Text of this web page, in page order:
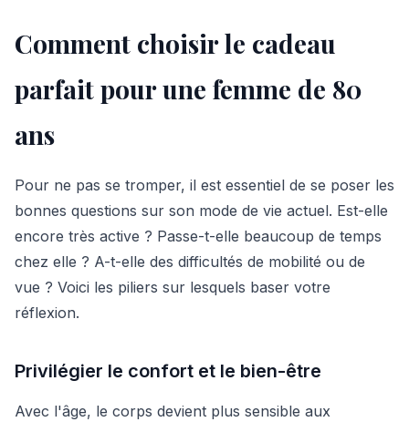
Comment choisir le cadeau
parfait pour une femme de 80
ans
Pour ne pas se tromper, il est essentiel de se poser les
bonnes questions sur son mode de vie actuel. Est-elle
encore très active ? Passe-t-elle beaucoup de temps
chez elle ? A-t-elle des difficultés de mobilité ou de
vue ? Voici les piliers sur lesquels baser votre
réflexion.
Privilégier le confort et le bien-être
Avec l'âge, le corps devient plus sensible aux